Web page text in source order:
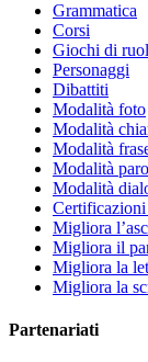
Grammatica
Corsi
Giochi di
Personaggi
Dibattiti
Modalità foto
Modalità
Modalità
Modalità
Modalità
Migliora
Migliora il
Migliora la
Migliora la
Partenariati